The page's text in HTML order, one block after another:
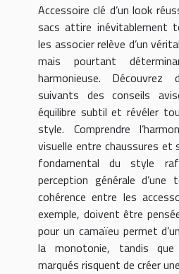
Accessoire clé d’un look
sacs attire inévitablement
les associer relève d’un
mais pourtant
harmonieuse. Découvrez
suivants des conseils
équilibre subtil et révéler
style. Comprendre
visuelle entre chaussures et
fondamental du style
perception générale
cohérence entre les
exemple, doivent être
pour un camaïeu permet
la monotonie, tandis
marqués risquent de créer